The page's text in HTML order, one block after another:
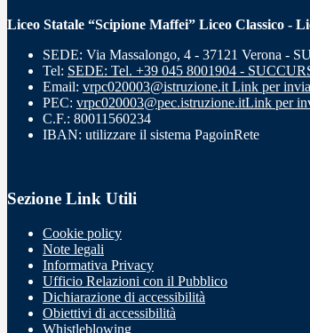
Liceo Statale “Scipione Maffei” Liceo Classico -
SEDE: Via Massalongo, 4 - 37121 Verona -
Tel: SEDE: Tel. +39 045 8001904 -
Email: vrpc020003@istruzione.it Link per
PEC: vrpc020003@pec.istruzione.itLink per
C.F.: 80011560234
IBAN: utilizzare il sistema PagoinRete
Sezione Link Utili
Cookie policy
Note legali
Informativa Privacy
Ufficio Relazioni con il Pubblico
Dichiarazione di accessibilità
Obiettivi di accessibilità
Whistleblowing